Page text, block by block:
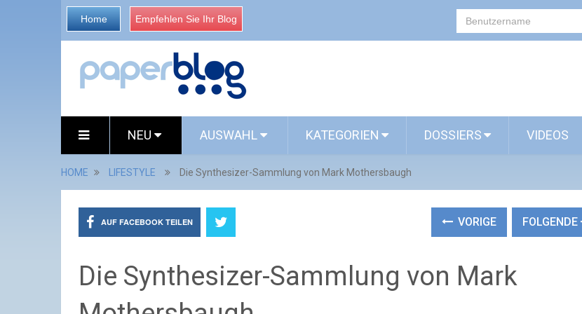
Home Empfehlen Sie Ihr Blog
NEU AUSWAHL KATEGORIEN DOSSIERS VIDEOS
HOME LIFESTYLE Die Synthesizer-Sammlung von Mark Mothersbaugh
AUF FACEBOOK TEILEN VORIGE FOLGENDE
Die Synthesizer-Sammlung von Mark